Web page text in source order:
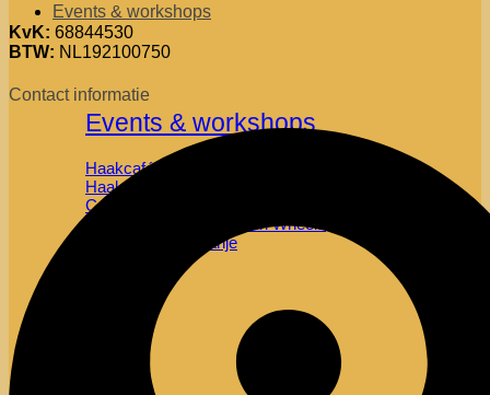
Events & workshops
Events & workshops
Haakcafé
Haakworkshops
Camping voor 1 nacht
Haakcafe XL met Soof on Wheels
Haakreis naar spanje
KvK: 68844530
BTW: NL192100750
Contact informatie